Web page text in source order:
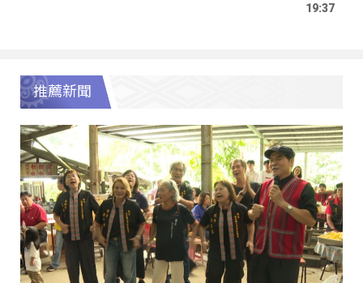
19:37
推薦新聞